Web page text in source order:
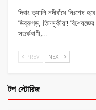
দিবাং ভ্যালি নদীবাঁধে নিঃশেষ হবে
ডিব্রুগড়, তিনসুকীয়া! বিশেষজ্ঞের
সতর্কবাণী,…
PREV NEXT
টপ স্টোরিজ